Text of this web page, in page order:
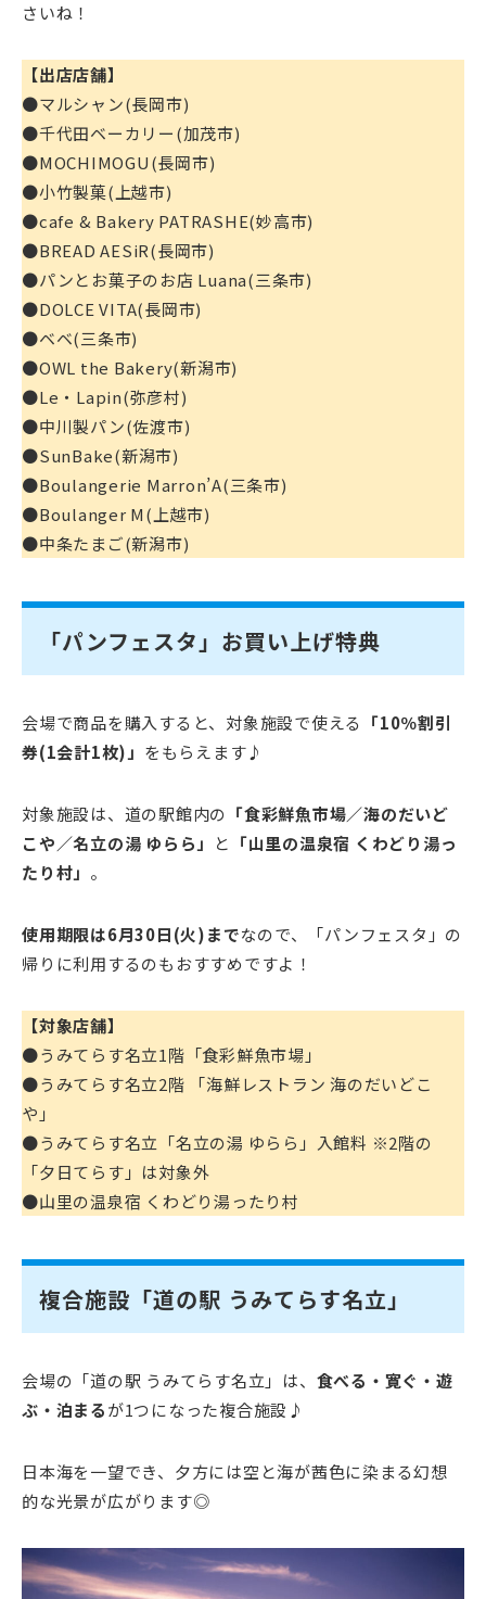
さいね！
【出店店舗】
●マルシャン(長岡市)
●千代田ベーカリー(加茂市)
●MOCHIMOGU(長岡市)
●小竹製菓(上越市)
●cafe & Bakery PATRASHE(妙高市)
●BREAD AESiR(長岡市)
●パンとお菓子のお店 Luana(三条市)
●DOLCE VITA(長岡市)
●ベベ(三条市)
●OWL the Bakery(新潟市)
●Le・Lapin(弥彦村)
●中川製パン(佐渡市)
●SunBake(新潟市)
●Boulangerie Marron’A(三条市)
●Boulanger M(上越市)
●中条たまご(新潟市)
「パンフェスタ」お買い上げ特典
会場で商品を購入すると、対象施設で使える
「10％割引
券(1会計1枚)」 をもらえます♪
対象施設は、道の駅館内の 「食彩鮮魚市場／海のだいど
こや／名立の湯 ゆらら」
と 「山里の温泉宿 くわどり湯っ
たり村」 。
使用期限は6月30日(火)までなので、「パンフェスタ」の
帰りに利用するのもおすすめですよ！
【対象店舗】
●うみてらす名立1階「食彩鮮魚市場」
●うみてらす名立2階 「海鮮レストラン 海のだいどこ
や」
●うみてらす名立「名立の湯 ゆらら」入館料 ※2階の
「夕日てらす」は対象外
●山里の温泉宿 くわどり湯ったり村
複合施設「道の駅 うみてらす名立」
会場の「道の駅 うみてらす名立」は、 食べる・寛ぐ・遊
ぶ・泊まるが1つになった複合施設♪
日本海を一望でき、夕方には空と海が茜色に染まる幻想
的な光景が広がります◎